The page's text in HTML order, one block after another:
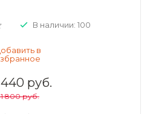
В наличии: 100
руб.
800 руб.